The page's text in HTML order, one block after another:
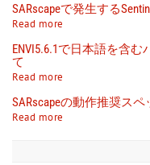
SARscapeで発生する
Read more
ENVI5.6.1で日本語を含
て
Read more
SARscapeの動作推奨ス
Read more